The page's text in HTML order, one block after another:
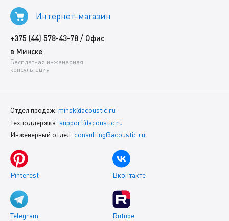
Интернет-магазин
+375 (44) 578-43-78 / Офис
в Минске
Бесплатная инженерная
консультация
Отдел продаж: minsk@acoustic.ru
Техподдержка: support@acoustic.ru
Инженерный отдел: consulting@acoustic.ru
Pinterest Вконтакте
Telegram Rutube